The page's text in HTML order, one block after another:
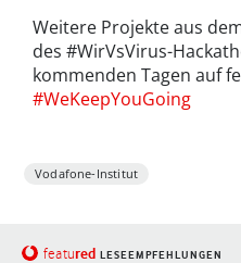
Weitere Projekte aus
des #WirVsVirus-
kommenden Tagen auf
#WeKeepYouGoing
Vodafone-Institut
featured LESEEMPFEHLUNGEN